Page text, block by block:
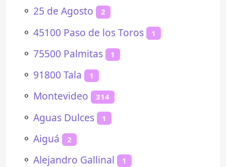
⚬ 25 de Agosto 2
⚬ 45100 Paso de los Toros 1
⚬ 75500 Palmitas 1
⚬ 91800 Tala 1
⚬ Montevideo 314
⚬ Aguas Dulces 1
⚬ Aiguá 2
⚬ Alejandro Gallinal 1